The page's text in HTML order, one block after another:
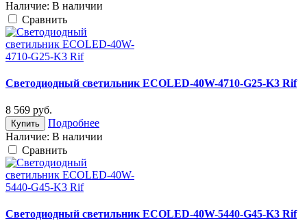
Наличие: В наличии
Cравнить
Светодиодный светильник ECOLED-40W-4710-G25-K3 Rif
8 569 руб.
Купить
Подробнее
Наличие: В наличии
Cравнить
Светодиодный светильник ECOLED-40W-5440-G45-K3 Rif